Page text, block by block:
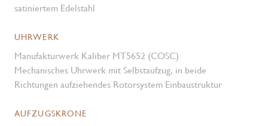
satiniertem Edelstahl
UHRWERK
Manufakturwerk Kaliber MT5652 (COSC)
Mechanisches Uhrwerk mit Selbstaufzug, in beide
Richtungen aufziehendes Rotorsystem Einbaustruktur
AUFZUGSKRONE